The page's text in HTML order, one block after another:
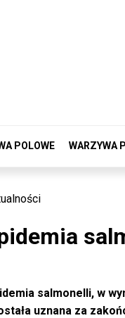
POLOWE WARZYWA
salmonelli, w
uznana za